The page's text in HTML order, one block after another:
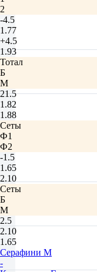
2
-4.5
1.77
+4.5
1.93
Тотал
Б
М
21.5
1.82
1.88
Сеты
Ф1
Ф2
-1.5
1.65
2.10
Сеты
Б
М
2.5
2.10
1.65
Серафини М
-